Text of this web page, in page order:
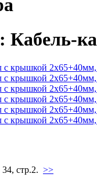
Кабель-
стр.2. >>